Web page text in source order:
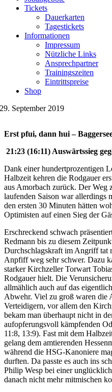
Tickets
Dauerkarten
Tagestickets
Informationen
Impressum
Nützliche Links
Ansprechpartner
Trainingszeiten
Eintrittspreise
Shop
29. September 2019
Erst pfui, dann hui –
21:23 (16:11) Auswärtssieg
Dank einer hundertprozentigen
Halbzeit kehren die Rodgauer
aus Amorbach zurück. Der Weg
laufenden Saison war allerdings
den ersten 30 Minuten hätten
Optimisten auf einen Sieg der
Erschreckend schwach
Redmann bis zu diesem
Durchschlagskraft im Angriff tat
Anpfiff weg sehr schwer. Dazu
starker Kirchzeller Torwart
Rodgauer hielt. Die
allmählich auch auf das
Abwehr. Viel zu groß waren die
Verteidigern, vor allem den
bekam man überhaupt nicht in
aufopferungsvoll kämpfenden
11:8, 13:9). Fast mit dem
gelang dem amtierenden
während die HSG-Kanoniere
durften. Da passte es auch ins
Philip Wesp bei einer
danach nicht mehr mitmischen